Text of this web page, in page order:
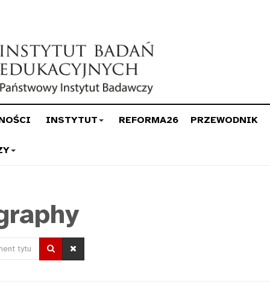
INSTYTUT REFORMA26 PRZEWODNIK